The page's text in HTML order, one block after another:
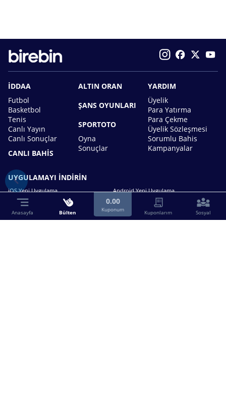
İDDAA
Futbol
Basketbol
Tenis
Canlı Yayın
Canlı Sonuçlar
CANLI BAHİS
ALTIN ORAN
ŞANS OYUNLARI
SPORTOTO
Oyna
Sonuçlar
YARDIM
Üyelik
Para Yatırma
Para Çekme
Üyelik Sözleşmesi
Sorumlu Bahis
Kampanyalar
UYGULAMAYI İNDİRİN
iOS Yeni Uygulama Android Yeni Uygulama
Anasayfa Bülten
0.00
Kuponum Kuponlarım Sosyal